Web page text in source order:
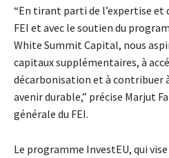
“En tirant parti de l’expertise et
FEI et avec le soutien du
White Summit Capital, nous
capitaux supplémentaires, à
décarbonisation et à contribuer
avenir durable,” précise Marjut
générale du FEI.
Le programme InvestEU, qui